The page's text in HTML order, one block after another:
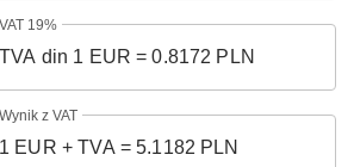
VAT 19%
Wynik z VAT